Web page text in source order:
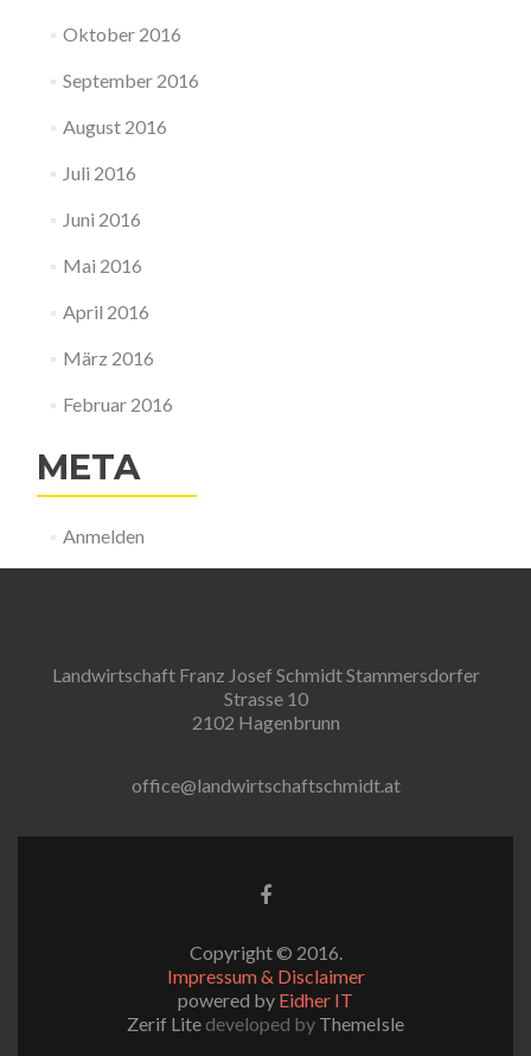
Oktober 2016
September 2016
August 2016
Juli 2016
Juni 2016
Mai 2016
April 2016
März 2016
Februar 2016
META
Anmelden
Landwirtschaft Franz Josef Schmidt Stammersdorfer
Strasse 10
2102 Hagenbrunn
office@landwirtschaftschmidt.at
Facebook-
Copyright © 2016.
Impressum & Disclaimer
powered by Eidher IT
Zerif Lite developed by ThemeIsle